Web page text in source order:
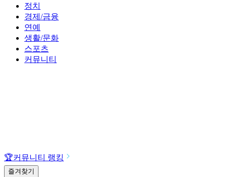
정치
경제/금융
연예
생활/문화
스포츠
커뮤니티
🏆커뮤니티 랭킹
즐겨찾기